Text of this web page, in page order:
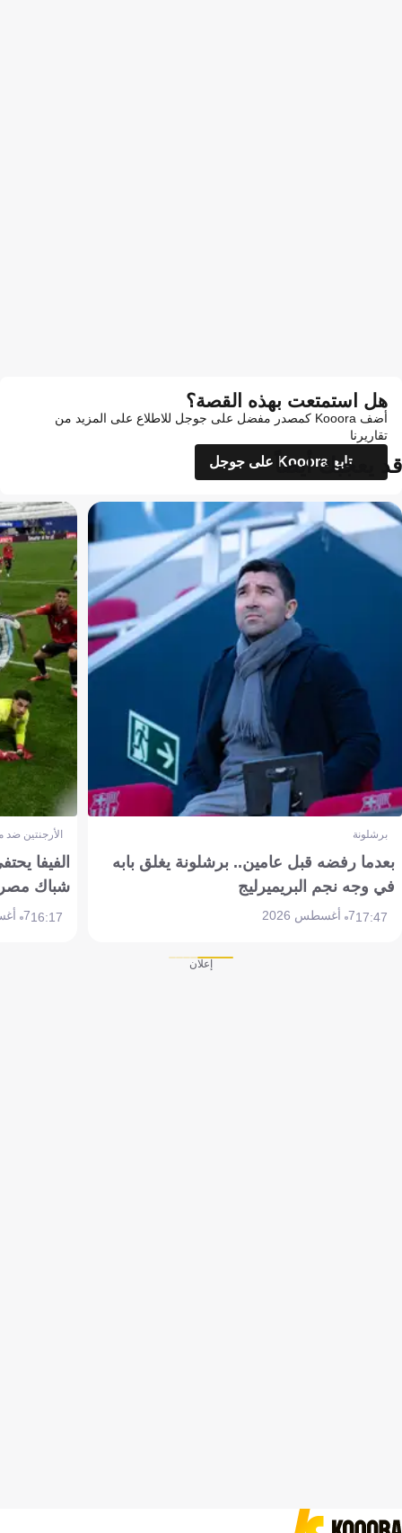
هل استمتعت بهذه القصة؟
أضف Kooora كمصدر مفضل على جوجل للاطلاع على المزيد من
تقاريرنا
تابع Kooora على جوجل
قد يعجبك أيضاً
برشلونة
بعدما رفضه قبل عامين.. برشلونة يغلق بابه
في وجه نجم البريميرليج
17:477 أغسطس 2026
الأرجنتين
الفيفا
شباك
16:177 أغسطس 2026
إعلان